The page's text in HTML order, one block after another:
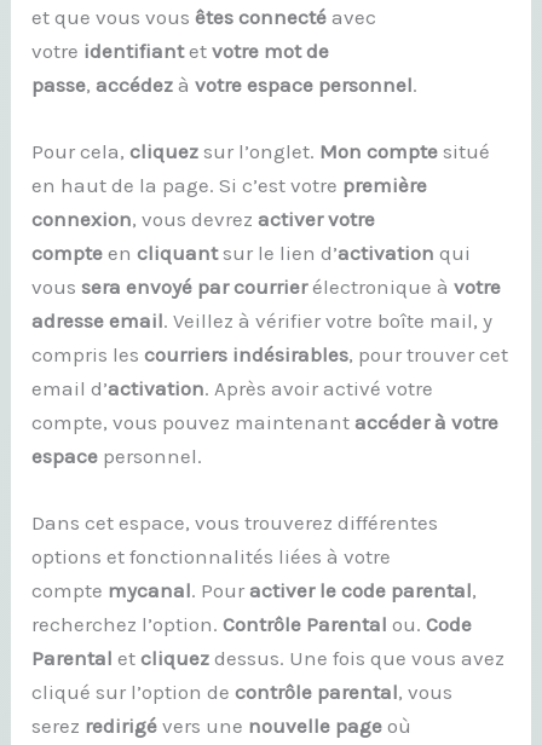
et que vous vousêtes connecté avec
votre identifiantetvotre mot de
passe,accédez àvotre espace personnel.
Pour cela,cliquez sur l’onglet. Mon compte situé
en haut de la page. Si c’est votre première
connexion, vous devrezactiver votre
compte encliquantsur le lien d’activation qui
voussera envoyé par courrierélectronique àvotre
adresse email. Veillez à vérifier votre boîte mail, y
compris lescourriers indésirables, pour trouver cet
email d’activation. Après avoir activé votre
compte, vous pouvez maintenantaccéder à votre
espace personnel.
Dans cet espace, vous trouverez différentes
options et fonctionnalités liées à votre
compte mycanal. Pouractiver le code parental,
recherchez l’option.Contrôle Parental ou.Code
Parental etcliquez dessus. Une fois que vous avez
cliqué sur l’option decontrôle parental, vous
serez redirigé vers une nouvelle page où